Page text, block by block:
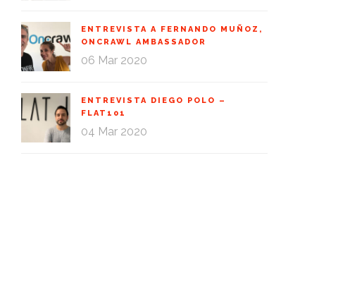
ENTREVISTA A FERNANDO MUÑOZ,
ONCRAWL AMBASSADOR
06 Mar 2020
ENTREVISTA DIEGO POLO –
FLAT101
04 Mar 2020